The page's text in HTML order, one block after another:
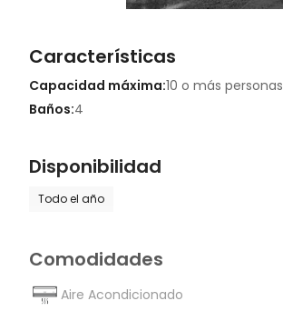
Características
Capacidad máxima:10 o más personas
Baños:4
Disponibilidad
Todo el año
Comodidades
Aire Acondicionado